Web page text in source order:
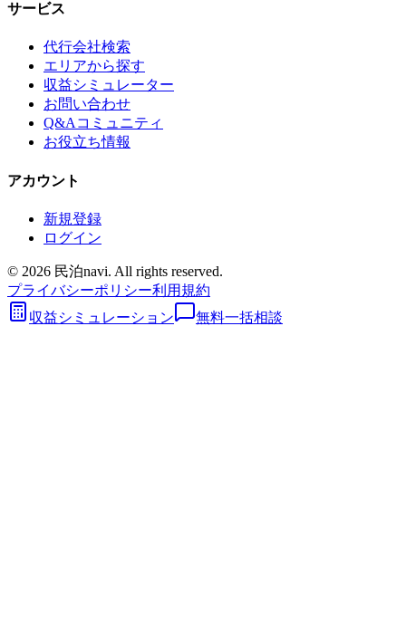
サービス
代行会社検索
エリアから探す
収益シミュレーター
お問い合わせ
Q&Aコミュニティ
お役立ち情報
アカウント
新規登録
ログイン
© 2026 民泊navi. All rights reserved.
プライバシーポリシー利用規約
収益シミュレーション
無料一括相談